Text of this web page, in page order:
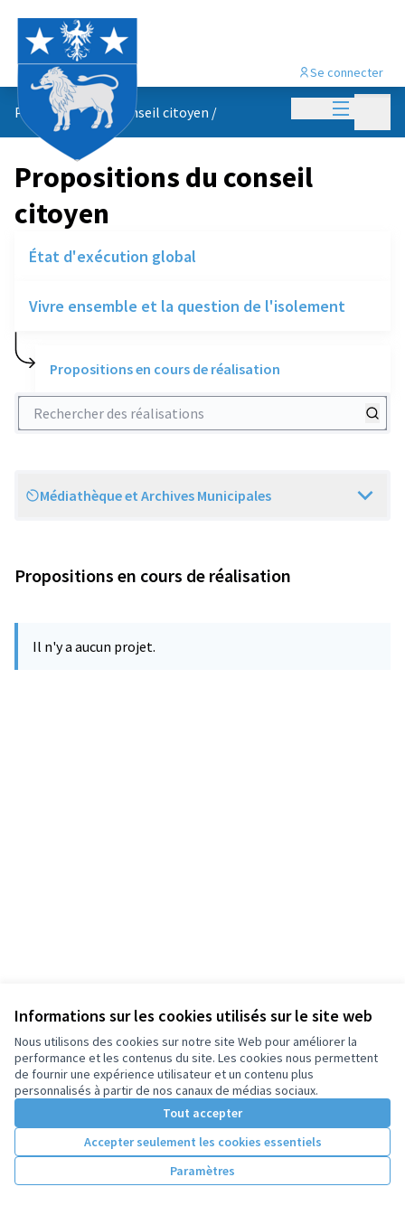
Informations sur les cookies utilisés sur le site web
Nous utilisons des cookies sur notre site Web pour améliorer la
performance et les contenus du site. Les cookies nous permettent
de fournir une expérience utilisateur et un contenu plus
personnalisés à partir de nos canaux de médias sociaux.
Tout accepter
Accepter seulement les cookies essentiels
Paramètres
Menu
Se connecter
Propositions du conseil citoyen /
Propositions du conseil
citoyen
État d'exécution global
Vivre ensemble et la question de l'isolement
Propositions en cours de réalisation
Rechercher des réalisations
Scope
Médiathèque et Archives Municipales
Propositions en cours de réalisation
Il n'y a aucun projet.